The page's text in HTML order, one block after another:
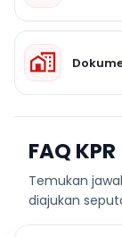
FAQ KPR
Temukan
diajukan